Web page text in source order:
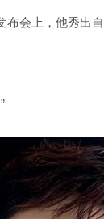
布会上，他秀出